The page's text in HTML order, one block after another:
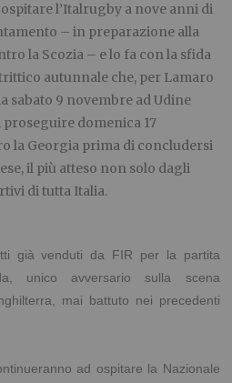
l’Italrugby a nove anni di
– in preparazione alla
la Scozia – e lo fa con la sfida
autunnale che, per Lamaro
sabato 9 novembre ad Udine
domenica 17
la Georgia prima di concludersi
il più atteso non solo dagli
di tutta Italia.
già venduti da FIR per la partita
unico avversario sulla scena
mai battuto nei precedenti
ad ospitare la Nazionale